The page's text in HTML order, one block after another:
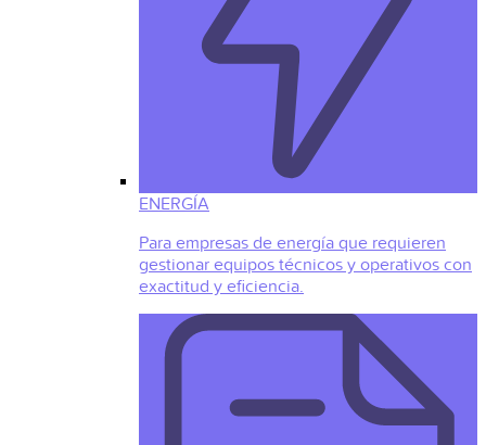
ENERGÍA
Para empresas de energía que requieren
gestionar equipos técnicos y operativos con
exactitud y eficiencia.